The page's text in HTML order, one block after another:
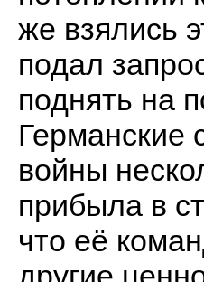
же взялись
подал
поднять на
Германские
войны
прибыла в
что её